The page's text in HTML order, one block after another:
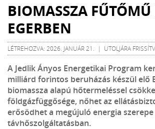
BIOMASSZA FŰTŐMŰ
EGERBEN
LÉTREHOZVA: 2026. JANUÁR 21. | UTOLJÁRA
A Jedlik Ányos Energetikai Program
milliárd forintos beruházás készül elő
biomassza alapú hőtermeléssel
földgázfüggősége, nőhet az
erősödhet a megújuló energia szerepe
távhőszolgáltatásban.